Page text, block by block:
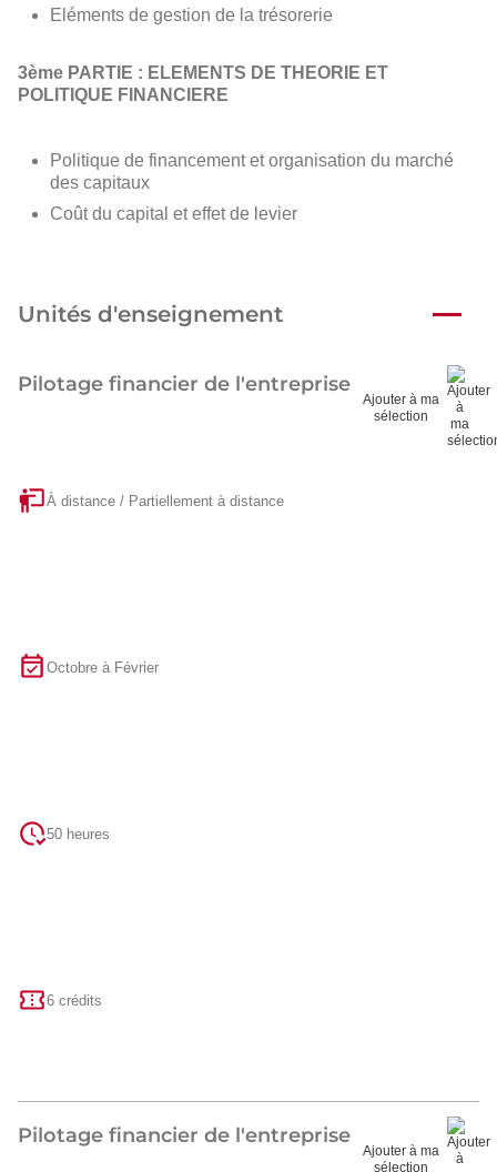
Eléments de gestion de la trésorerie
3ème PARTIE : ELEMENTS DE THEORIE ET
POLITIQUE FINANCIERE
Politique de financement et organisation du marché
des capitaux
Coût du capital et effet de levier
Unités d'enseignement
Pilotage financier de l'entreprise
Ajouter à ma
sélection
À distance / Partiellement à distance
Octobre à Février
50 heures
6 crédits
Pilotage financier de l'entreprise
Ajouter à ma
sélection